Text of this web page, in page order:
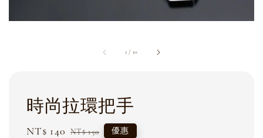
1 / 10
時尚拉環把手
Sale
NT$ 140 Regular
NT$ 150 優惠